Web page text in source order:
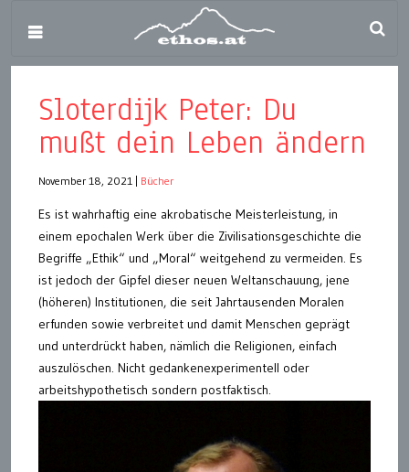
Sloterdijk Peter: Du
mußt dein Leben ändern
November 18, 2021 Bücher
Es ist wahrhaftig eine akrobatische Meisterleistung, in
einem epochalen Werk über die Zivilisationsgeschichte die
Begriffe „Ethik“ und „Moral“ weitgehend zu vermeiden. Es
ist jedoch der Gipfel dieser neuen Weltanschauung, jene
(höheren) Institutionen, die seit Jahrtausenden Moralen
erfunden sowie verbreitet und damit Menschen geprägt
und unterdrückt haben, nämlich die Religionen, einfach
auszulöschen. Nicht gedankenexperimentell oder
arbeitshypothetisch sondern postfaktisch.